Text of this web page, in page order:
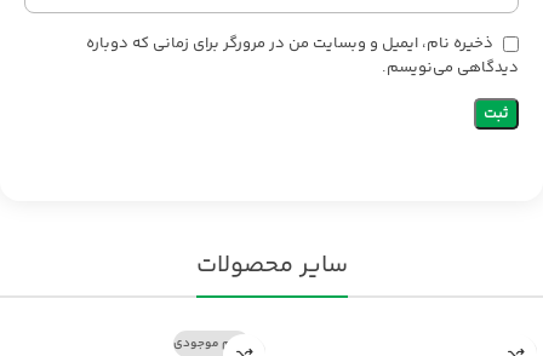
ذخیره نام، ایمیل و وبسایت من در مرورگر برای زمانی که دوباره
دیدگاهی می‌نویسم.
سایر محصولات
اتمام موجودی